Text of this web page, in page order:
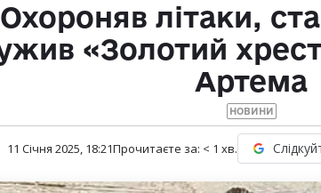
Охороняв літаки,
«Золотий
Артема
НОВИНИ
11 Січня 2025, 18:21Прочитаєте за: < 1 хв.